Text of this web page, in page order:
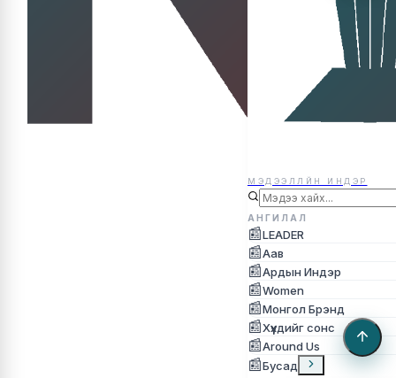
МЭДЭЭЛЛЙН ИНДЭР
АНГИЛАЛ
📰LEADER
📰Аав
📰Ардын Индэр
📰Women
📰Монгол Брэнд
📰Хүүхдийг сонс
📰Around Us
📰Бусад